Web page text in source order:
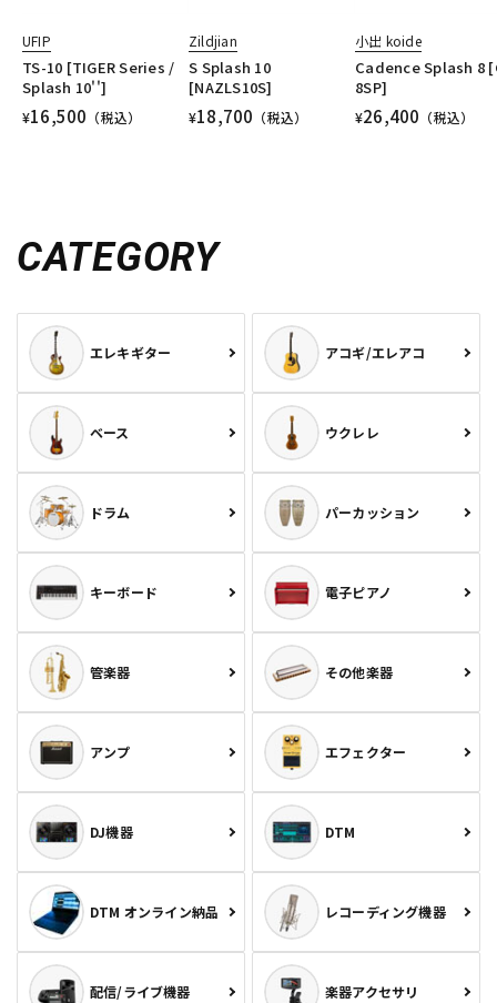
UFIP
TS-10 [TIGER Series /
Splash 10'']
¥16,500 （税込）
Zildjian
S Splash 10
[NAZLS10S]
¥18,700 （税込）
小出 koide
Cadence Splash 8
8SP]
¥26,400 （税込）
CATEGORY
エレキギター アコギ/エレアコ
ベース ウクレレ
ドラム パーカッション
キーボード 電子ピアノ
管楽器 その他楽器
アンプ エフェクター
DJ機器 DTM
DTM オンライン納品 レコーディング機器
配信/ライブ機器 楽器アクセサリ